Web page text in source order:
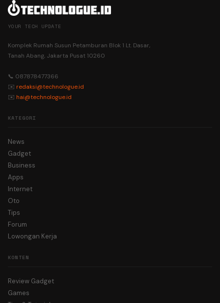
YOUR TECH UPDATE
Komplek Rumah Susun Petamburan Blok 1 Lt. Dasar,
Tanah Abang, Jakarta Pusat 10260
📞 087878477366
✉️ redaksi@technologue.id
✉️ hai@technologue.id
KATEGORI
News
Gadget
Business
Apps
Internet
Oto
Tips
Forum
Lowongan Kerja
KONTEN
Review Gadget
Games